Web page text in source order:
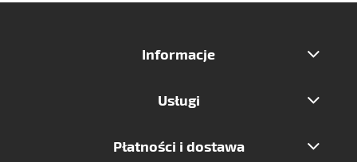
Informacje
Usługi
Płatności i dostawa